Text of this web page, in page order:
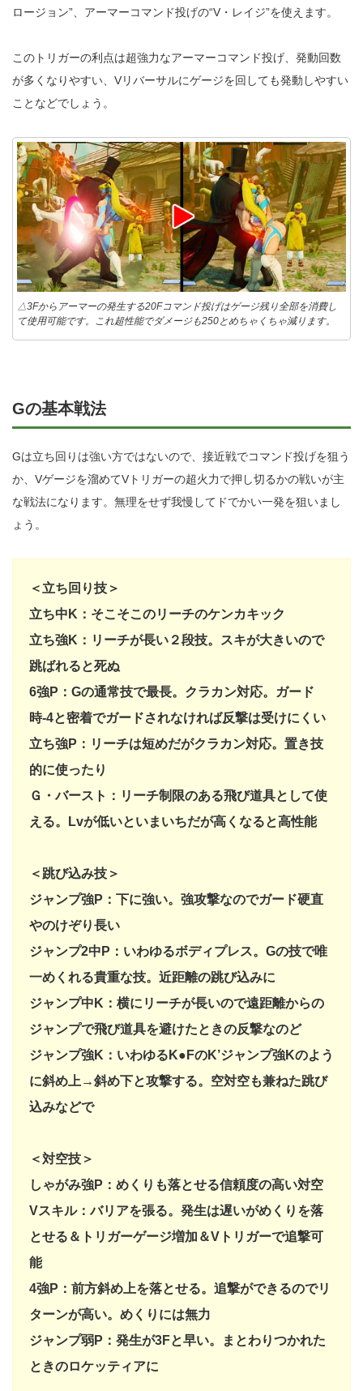
ロージョン”、アーマーコマンド投げの“V・レイジ”を使えます。
このトリガーの利点は超強力なアーマーコマンド投げ、発動回数
が多くなりやすい、Vリバーサルにゲージを回しても発動しやすい
ことなどでしょう。
△3Fからアーマーの発生する20Fコマンド投げはゲージ残り全部を消費し
て使用可能です。これ超性能でダメージも250とめちゃくちゃ減ります。
Gの基本戦法
Gは立ち回りは強い方ではないので、接近戦でコマンド投げを狙う
か、Vゲージを溜めてVトリガーの超火力で押し切るかの戦いが主
な戦法になります。無理をせず我慢してドでかい一発を狙いまし
ょう。
＜立ち回り技＞
立ち中K：そこそこのリーチのケンカキック
立ち強K：リーチが長い２段技。スキが大きいので
跳ばれると死ぬ
6強P：Gの通常技で最長。クラカン対応。ガード
時-4と密着でガードされなければ反撃は受けにくい
立ち強P：リーチは短めだがクラカン対応。置き技
的に使ったり
Ｇ・バースト：リーチ制限のある飛び道具として使
える。Lvが低いといまいちだが高くなると高性能
＜跳び込み技＞
ジャンプ強P：下に強い。強攻撃なのでガード硬直
やのけぞり長い
ジャンプ2中P：いわゆるボディプレス。Gの技で唯
一めくれる貴重な技。近距離の跳び込みに
ジャンプ中K：横にリーチが長いので遠距離からの
ジャンプで飛び道具を避けたときの反撃なのど
ジャンプ強K：いわゆるK●FのK’ジャンプ強Kのよう
に斜め上→斜め下と攻撃する。空対空も兼ねた跳び
込みなどで
＜対空技＞
しゃがみ強P：めくりも落とせる信頼度の高い対空
Vスキル：バリアを張る。発生は遅いがめくりを落
とせる＆トリガーゲージ増加＆Vトリガーで追撃可
能
4強P：前方斜め上を落とせる。追撃ができるのでリ
ターンが高い。めくりには無力
ジャンプ弱P：発生が3Fと早い。まとわりつかれた
ときのロケッティアに